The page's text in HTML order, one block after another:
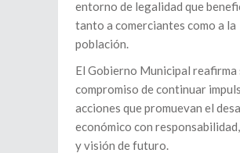
entorno de legalidad que
tanto a comerciantes como a la
población.
El Gobierno Municipal reafirma
compromiso de continuar
acciones que promuevan el
económico con
y visión de futuro.